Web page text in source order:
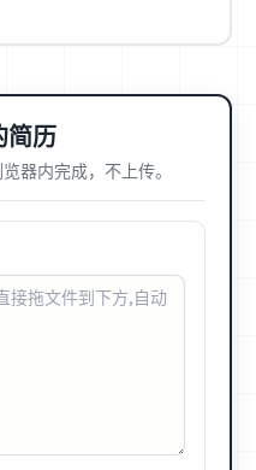
简历
器内完成，不上传。